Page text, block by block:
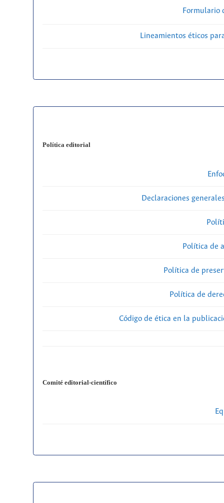
Formulario
Lineamientos éticos
Política editorial
Declaraciones
Política de
Política de
Política de
Código de ética en la
Comité editorial-científico